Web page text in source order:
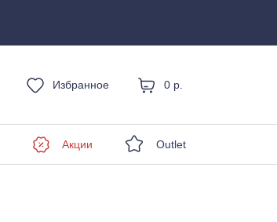
Избранное 0 р.
Акции Outlet